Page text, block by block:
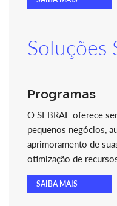
Soluções
Programas
O SEBRAE oferece
pequenos negócios,
aprimoramento de
otimização de
SAIBA MAIS